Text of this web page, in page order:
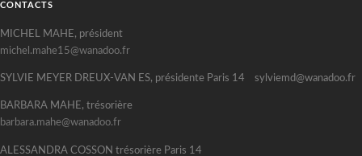
CONTACTS
MICHEL MAHE, président
michel.mahe15@wanadoo.fr
SYLVIE MEYER DREUX-VAN ES, présidente Paris 14 sylviemd@wanadoo.fr
BARBARA MAHE, trésorière
barbara.mahe@wanadoo.fr
ALESSANDRA COSSON trésorière Paris 14